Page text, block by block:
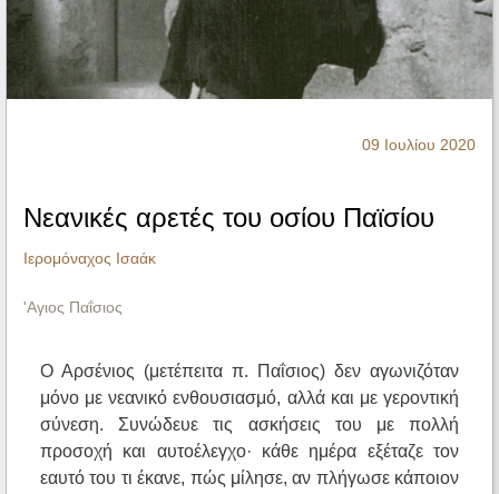
Ηχητικά
09 Ιουλίου 2020
Νεανικές αρετές του οσίου Παϊσίου
Ιερομόναχος Ισαάκ
'Αγιος Παΐσιος
Ο Αρσένιος (μετέπειτα π. Παΐσιος) δεν αγωνιζόταν
μόνο με νεανικό ενθουσιασμό, αλλά και με γεροντική
σύνεση. Συνώδευε τις ασκήσεις του με πολλή
προσοχή και αυτοέλεγχο· κάθε ημέρα εξέταζε τον
εαυτό του τι έκανε, πώς μίλησε, αν πλήγωσε κάποιον